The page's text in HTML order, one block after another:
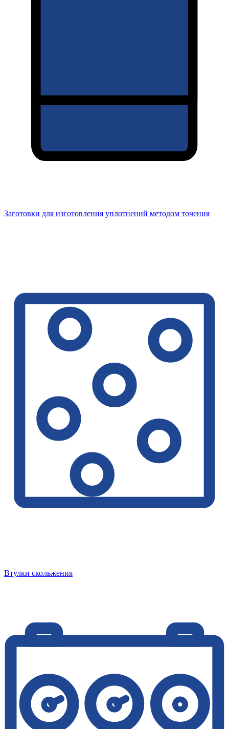
Заготовки для изготовления уплотнений методом точения
Втулки скольжения